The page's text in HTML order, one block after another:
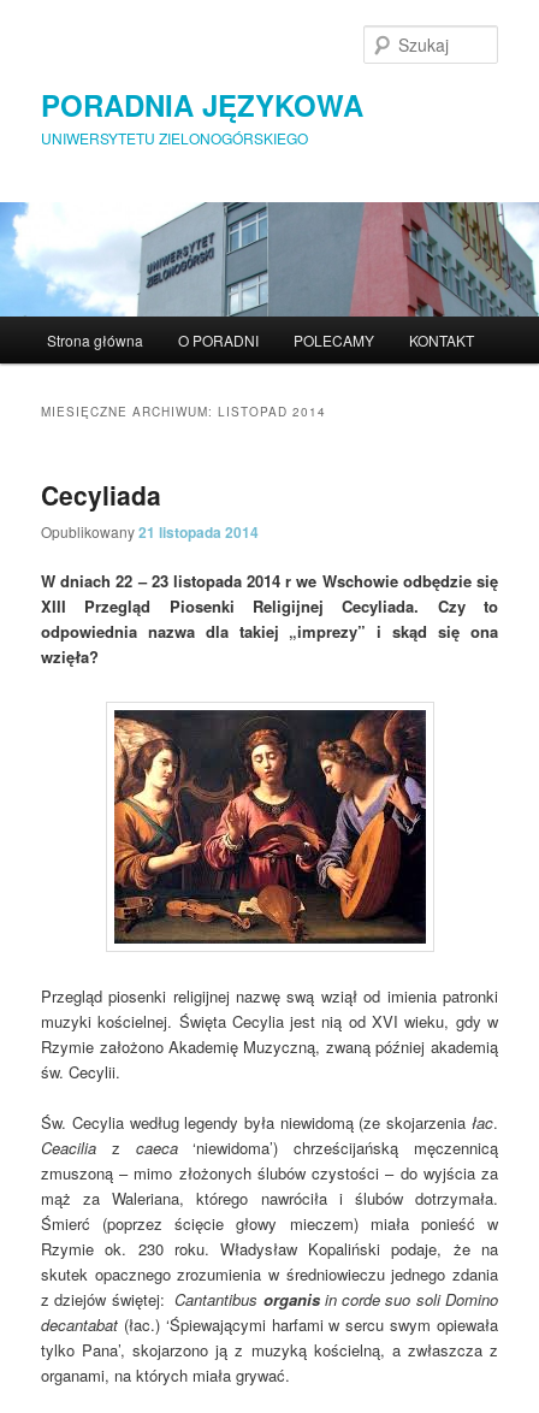
PORADNIA JĘZYKOWA
UNIWERSYTETU ZIELONOGÓRSKIEGO
Przeskocz do tekstu
Przeskocz do widgetów
Strona główna O PORADNI POLECAMY KONTAKT
MIESIĘCZNE ARCHIWUM:LISTOPAD 2014
Cecyliada
Opublikowany21 listopada 2014
W dniach 22 – 23 listopada 2014 r we Wschowie odbędzie się
XIII Przegląd Piosenki Religijnej Cecyliada. Czy to
odpowiednia nazwa dla takiej „imprezy” i skąd się ona
wzięła?
Przegląd piosenki religijnej nazwę swą wziął od imienia patronki
muzyki kościelnej. Święta Cecylia jest nią od XVI wieku, gdy w
Rzymie założono Akademię Muzyczną, zwaną później akademią
św. Cecylii.
Św. Cecylia według legendy była niewidomą (ze skojarzenia łac.
Ceacilia z caeca‘niewidoma’) chrześcijańską męczennicą
zmuszoną – mimo złożonych ślubów czystości – do wyjścia za
mąż za Waleriana, którego nawróciła i ślubów dotrzymała.
Śmierć (poprzez ścięcie głowy mieczem) miała ponieść w
Rzymie ok. 230 roku. Władysław Kopaliński podaje, że na
skutek opacznego zrozumienia w średniowieczu jednego zdania
z dziejów świętej:Cantantibus organisin corde suo soli Domino
decantabat (łac.) ‘Śpiewającymi harfami w sercu swym opiewała
tylko Pana’, skojarzono ją z muzyką kościelną, a zwłaszcza z
organami, na których miała grywać.